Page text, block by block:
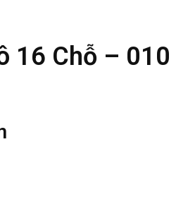
16 Chỗ – 010